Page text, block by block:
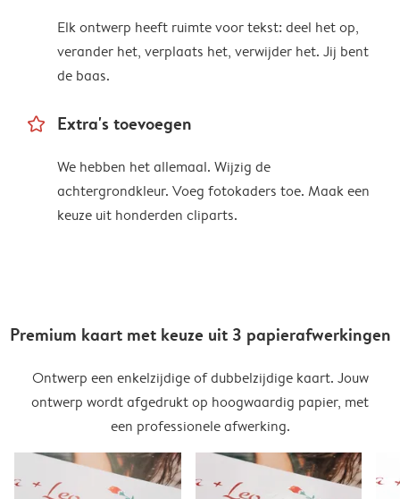
Elk ontwerp heeft ruimte voor tekst: deel het op,
verander het, verplaats het, verwijder het. Jij bent
de baas.
star_outline Extra's toevoegen
We hebben het allemaal. Wijzig de
achtergrondkleur. Voeg fotokaders toe. Maak een
keuze uit honderden cliparts.
Premium kaart met keuze uit 3 papierafwerkingen
Ontwerp een enkelzijdige of dubbelzijdige kaart. Jouw
ontwerp wordt afgedrukt op hoogwaardig papier, met
een professionele afwerking.